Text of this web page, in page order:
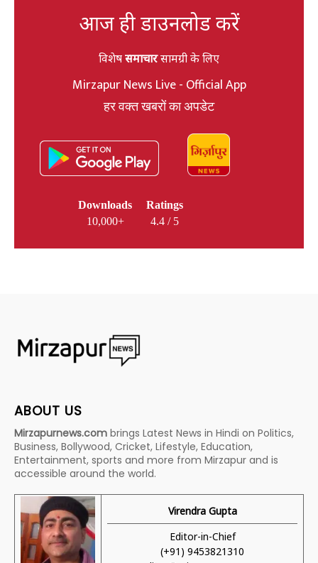
आज ही डाउनलोड करें
विशेषसमाचारसामग्री के लिए
Mirzapur News Live - Official App
हर वक्त खबरों का अपडेट
Downloads
10,000+
Ratings
4.4 / 5
ABOUT US
Mirzapurnews.com brings Latest News in Hindi on Politics,
Business, Bollywood, Cricket, Lifestyle, Education,
Entertainment, sports and more from Mirzapur and is
accessible around the world.
Virendra Gupta
Editor-in-Chief
(+91) 9453821310